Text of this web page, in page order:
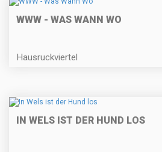
WWW - WAS WANN WO
Hausruckviertel
IN WELS IST DER HUND LOS